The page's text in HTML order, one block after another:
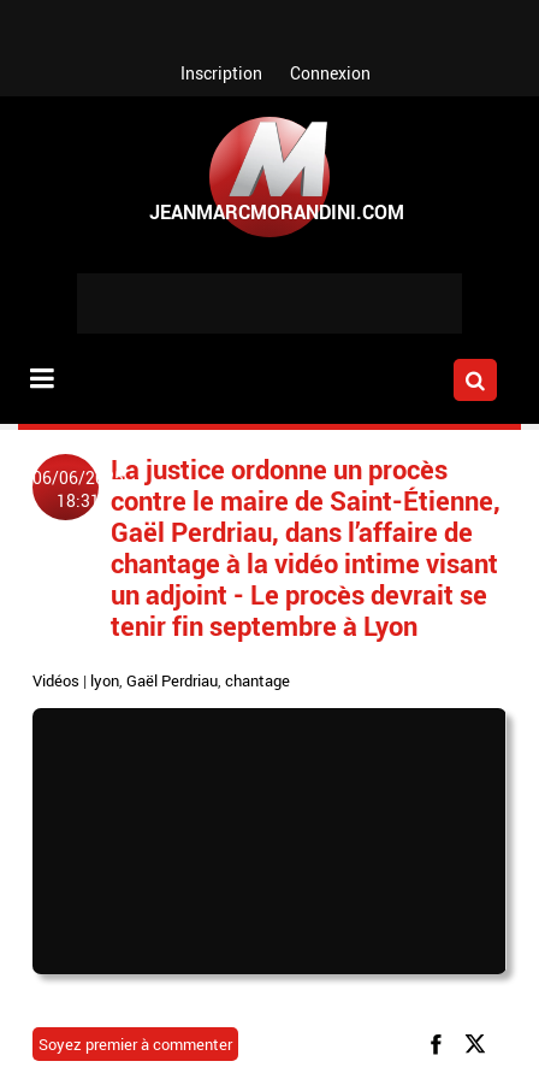
Inscription Connexion
06/06/2025
18:31
La justice ordonne un procès
contre le maire de Saint-Étienne,
Gaël Perdriau, dans l’affaire de
chantage à la vidéo intime visant
un adjoint - Le procès devrait se
tenir fin septembre à Lyon
Vidéos | lyon,Gaël Perdriau,chantage
Soyez premier à commenter